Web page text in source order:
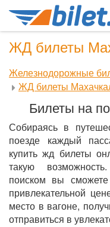
ЖД билеты
Железнодорожные
ЖД билеты
Билеты на
Собираясь в
поезде каждый
купить жд билеты
такую
поиском вы
привлекательной
место в вагоне,
отправиться в